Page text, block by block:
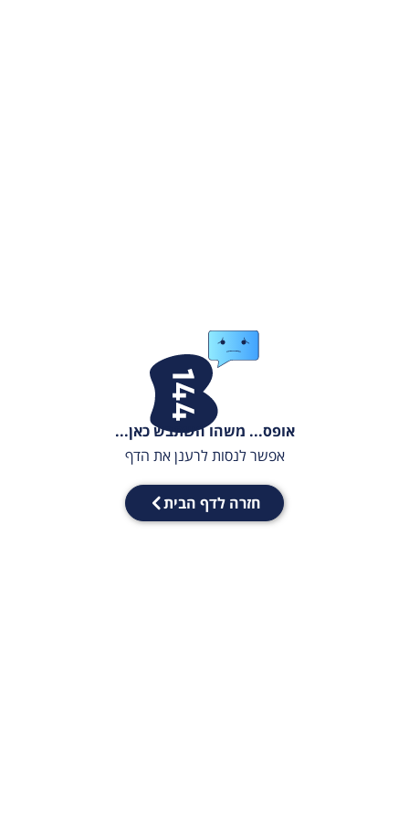
אופס... משהו השתבש כאן...
אפשר לנסות לרענן את הדף
חזרה לדף הבית